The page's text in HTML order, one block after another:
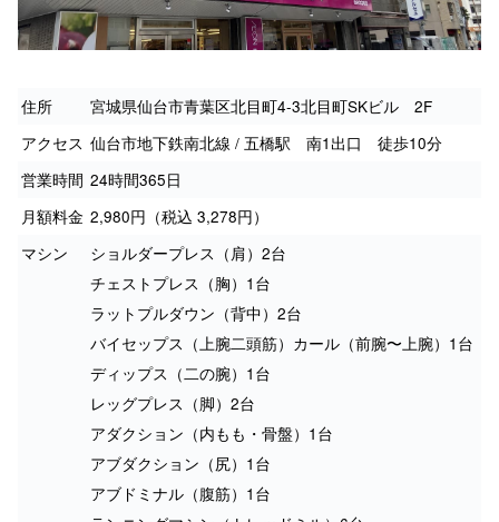
住所
宮城県仙台市青葉区北目町4-3北目町SKビル 2F
アクセス 仙台市地下鉄南北線 / 五橋駅 南1出口 徒歩10分
営業時間 24時間365日
月額料金 2,980円（税込 3,278円）
マシン
ショルダープレス（肩）2台
チェストプレス（胸）1台
ラットプルダウン（背中）2台
バイセップス（上腕二頭筋）カール（前腕〜上腕）1台
ディップス（二の腕）1台
レッグプレス（脚）2台
アダクション（内もも・骨盤）1台
アブダクション（尻）1台
アブドミナル（腹筋）1台